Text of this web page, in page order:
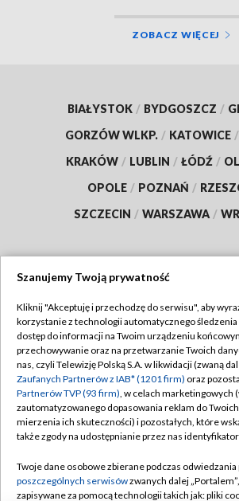
ZOBACZ WIĘCEJ
BIAŁYSTOK / BYDGOSZCZ /
GORZÓW WLKP. / KATOWICE /
KRAKÓW / LUBLIN / ŁÓDŹ /
OPOLE / POZNAŃ /
SZCZECIN / WARSZAWA /
TVP
Abonament TVP
Emisja w TVP
Centrum informacji TVP
Naziemna Telewizja Cyfrowa
Rada Programowa
Regulamin TVP
Polityka
Moje zgody
Pomoc
Kontakt
Szanujemy Twoją prywatność
Kliknij "Akceptuję i przechodzę do serwisu", aby
korzystanie z technologii automatycznego śledzenia
dostęp do informacji na Twoim urządzeniu
przechowywanie oraz na przetwarzanie Twoich
nas, czyli Telewizję Polską S.A. w likwidacji (zwaną
Zaufanych Partnerów z IAB* (1201 firm) oraz
Partnerów TVP (93 firm), w celach marketingowych
zautomatyzowanego dopasowania reklam do
mierzenia ich skuteczności) i pozostałych, które
także zgody na udostępnianie przez nas
Twoje dane osobowe zbierane podczas odwiedzania
poszczególnych serwisówzwanych dalej
zapisywane za pomocą technologii takich jak: pliki